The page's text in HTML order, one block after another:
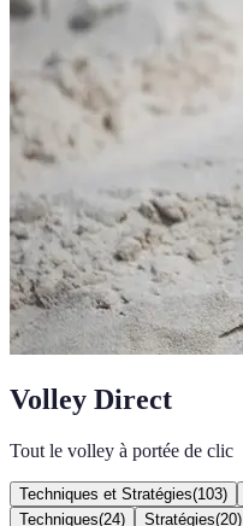
Volley Direct
Tout le volley à portée de clic
Techniques et Stratégies(103)
Techniques(24) Stratégies(20)